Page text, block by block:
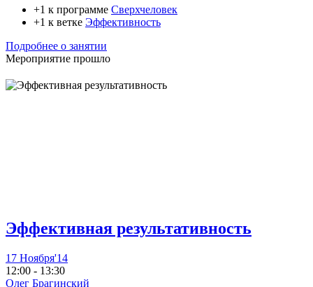
+1 к программе Сверхчеловек
+1 к ветке Эффективность
Подробнее о занятии
Мероприятие прошло
Эффективная результативность
17 Ноября'14
12:00 - 13:30
Олег Брагинский